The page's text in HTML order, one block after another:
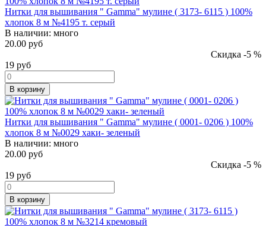
Нитки для вышивания " Gamma" мулине ( 3173- 6115 ) 100%
хлопок 8 м №4195 т. серый
В наличии: много
20.00 руб
Скидка -5 %
19 руб
В корзину
Нитки для вышивания " Gamma" мулине ( 0001- 0206 ) 100%
хлопок 8 м №0029 хаки- зеленый
В наличии: много
20.00 руб
Скидка -5 %
19 руб
В корзину